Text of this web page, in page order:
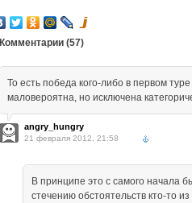
Комментарии (57)
То есть победа кого-либо в первом
маловероятна, но исключена
angry_hungry
21 февраля 2012, 21:58
В принципе это с самого начала
стечению обстоятельств кто-то